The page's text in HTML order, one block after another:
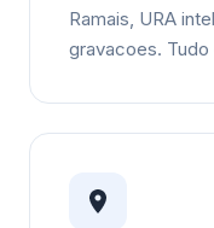
Ramais, URA
gravacoes.